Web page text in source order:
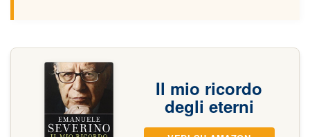
Il mio ricordo
degli eterni